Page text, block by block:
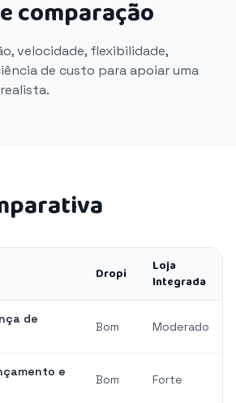
comparação
velocidade, flexibilidade,
de custo para apoiar uma
Dropi
Loja
Integrada
de
Bom Moderado
e
Bom Forte